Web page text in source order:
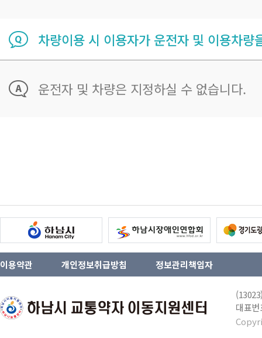
차량이용 시 이용자가 운전자 및 이용차량
운전자 및 차량은 지정하실 수 없습니다.
이용약관 개인정보취급방침 정보관리책임자
대표